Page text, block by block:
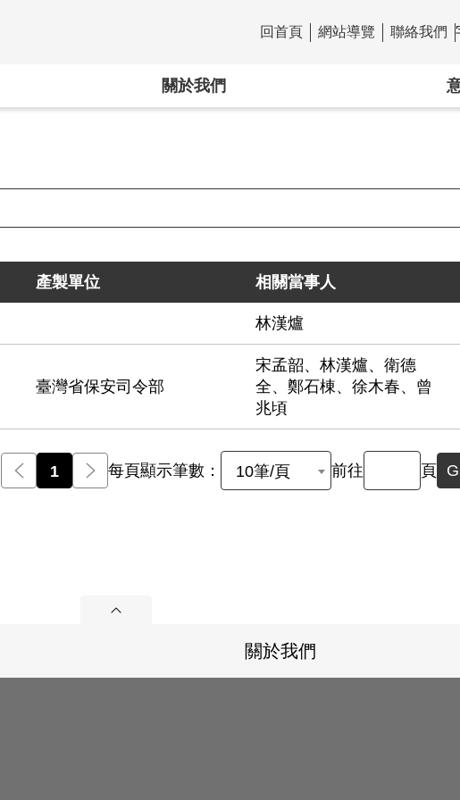
:::
回首頁 網站導覽 聯絡我們
關於我們
產製單位 相關當事人
林漢爐
臺灣省保安司令部
宋孟韶、林漢爐、衛德
全、鄭石棟、徐木春、曾
兆頃
前一頁
1 後一頁
每頁顯示筆數： 10筆/頁 前往 頁
關於我們